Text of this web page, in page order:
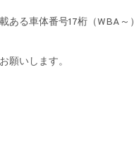
ある車体番号17桁（WBA～
願いします。